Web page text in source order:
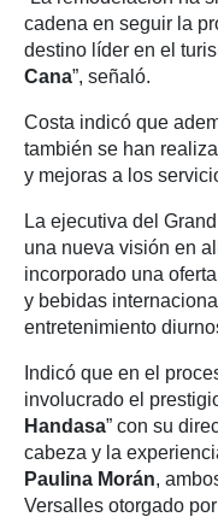
cadena en seguir la
destino líder en el
Cana”, señaló.
Costa indicó que
también se han
y mejoras a los
La ejecutiva del
una nueva visión en
incorporado una
y bebidas
entretenimiento
Indicó que en el
involucrado el
Handasa” con su
cabeza y la
Paulina Morán,
Versalles otorgado